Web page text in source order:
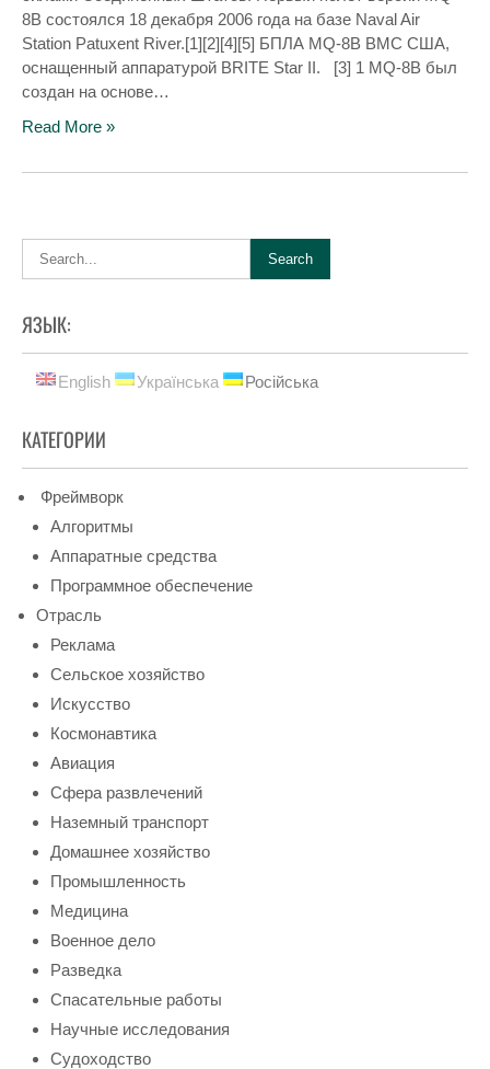
8B состоялся 18 декабря 2006 года на базе Naval Air
Station Patuxent River.[1][2][4][5] БПЛА MQ-8B ВМС США,
оснащенный аппаратурой BRITE Star II. [3] 1 MQ-8B был
создан на основе…
Read More »
ЯЗЫК:
English Українська Російська
КАТЕГОРИИ
Фреймворк
Алгоритмы
Аппаратные средства
Программное обеспечение
Отрасль
Реклама
Сельское хозяйство
Искусство
Космонавтика
Авиация
Сфера развлечений
Наземный транспорт
Домашнее хозяйство
Промышленность
Медицина
Военное дело
Разведка
Спасательные работы
Научные исследования
Судоходство